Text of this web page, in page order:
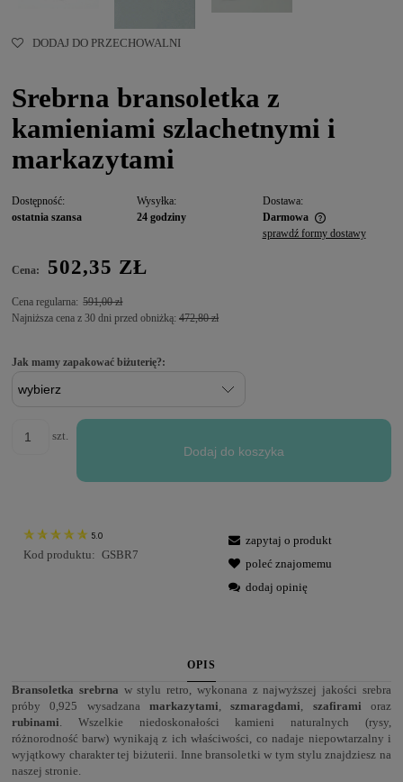
DODAJ DO PRZECHOWALNI
Srebrna bransoletka z
kamieniami szlachetnymi i
markazytami
Dostępność:
ostatnia szansa
Wysyłka:
24 godziny
Dostawa:
Darmowa
sprawdź formy dostawy
Cena: 502,35 ZŁ
Cena regularna: 591,00 zł
Najniższa cena z 30 dni przed obniżką: 472,80 zł
Jak mamy zapakować biżuterię?:
szt.
Dodaj do koszyka
5.0
Kod produktu: GSBR7
zapytaj o produkt
poleć znajomemu
dodaj opinię
OPIS
Bransoletka srebrna w stylu retro, wykonana z najwyższej jakości srebra
próby 0,925 wysadzana markazytami ,szmaragdami szafirami oraz
rubinami . Wszelkie niedoskonałości kamieni naturalnych (rysy,
różnorodność barw) wynikają z ich właściwości, co nadaje niepowtarzalny i
wyjątkowy charakter tej biżuterii. Inne bransoletki w tym stylu znajdziesz na
naszej stronie.